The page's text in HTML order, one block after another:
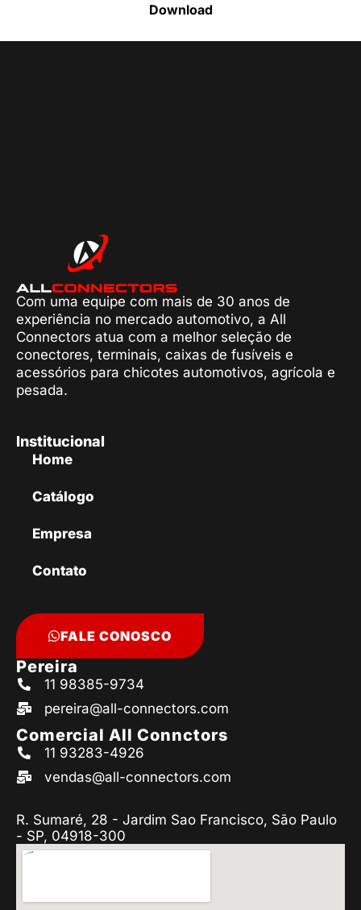
Download
Com uma equipe com mais de 30 anos de
experiência no mercado automotivo, a All
Connectors atua com a melhor seleção de
conectores, terminais, caixas de fusíveis e
acessórios para chicotes automotivos, agrícola e
pesada.
Institucional
Home
Catálogo
Empresa
Contato
FALE CONOSCO
Pereira
11 98385-9734
pereira@all-connectors.com
Comercial All Connctors
11 93283-4926
vendas@all-connectors.com
R. Sumaré, 28 - Jardim Sao Francisco, São Paulo
- SP, 04918-300